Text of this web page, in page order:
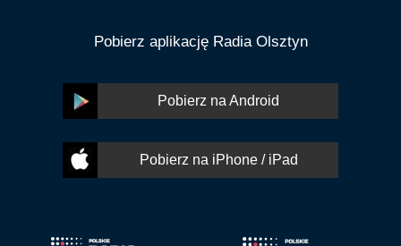
Pobierz aplikację Radia Olsztyn
Pobierz na Android
Pobierz na iPhone / iPad